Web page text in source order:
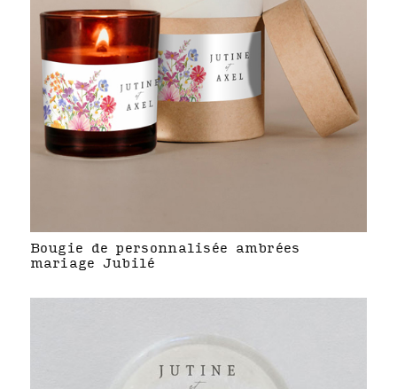
Bougie de personnalisée ambrées
mariage Jubilé